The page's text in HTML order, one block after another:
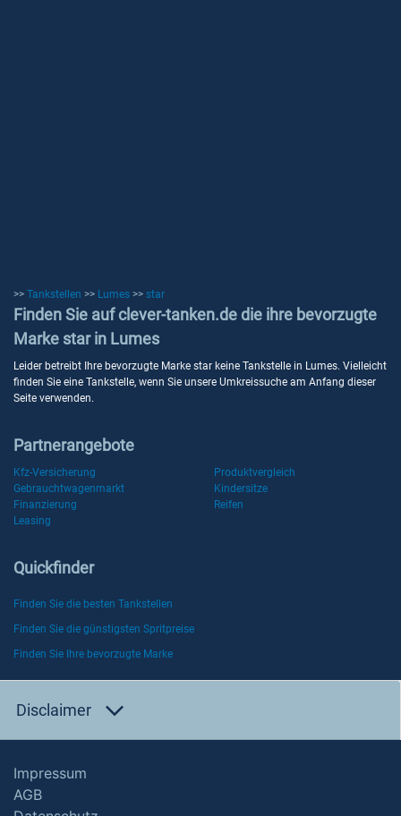
>> Tankstellen >> Lumes >> star
Finden Sie auf clever-tanken.de die ihre bevorzugte
Marke star in Lumes
Leider betreibt Ihre bevorzugte Marke star keine Tankstelle in Lumes. Vielleicht
finden Sie eine Tankstelle, wenn Sie unsere Umkreissuche am Anfang dieser
Seite verwenden.
Partnerangebote
Kfz-Versicherung
Produktvergleich
Gebrauchtwagenmarkt
Kindersitze
Finanzierung
Reifen
Leasing
Quickfinder
Finden Sie die besten Tankstellen
Finden Sie die günstigsten Spritpreise
Finden Sie Ihre bevorzugte Marke
Disclaimer
Impressum
AGB